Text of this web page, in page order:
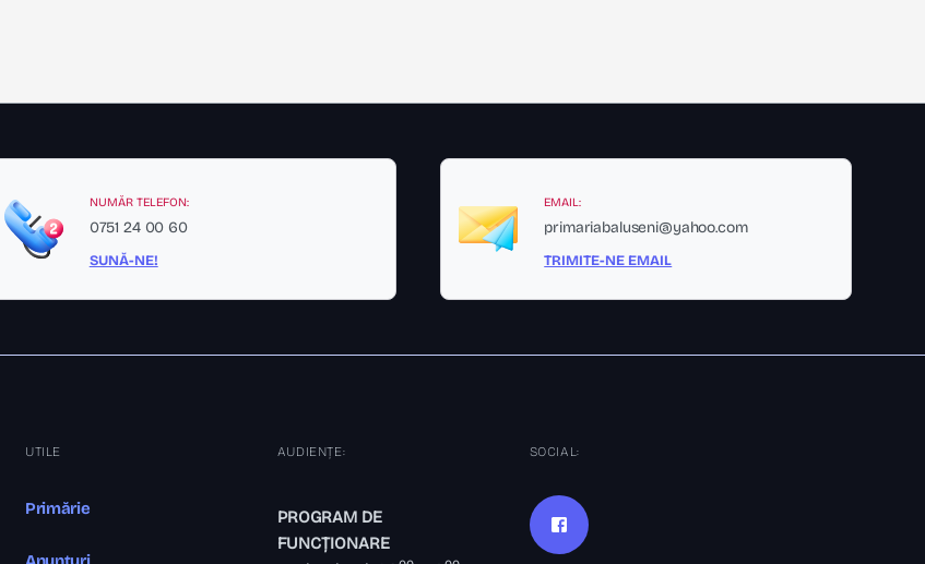
NUMĂR TELEFON:
0751 24 00 60
SUNĂ-NE!
EMAIL:
primariabaluseni@yahoo.com
TRIMITE-NE EMAIL
UTILE
Primărie
AUDIENȚE:
PROGRAM DE
FUNCȚIONARE
SOCIAL: